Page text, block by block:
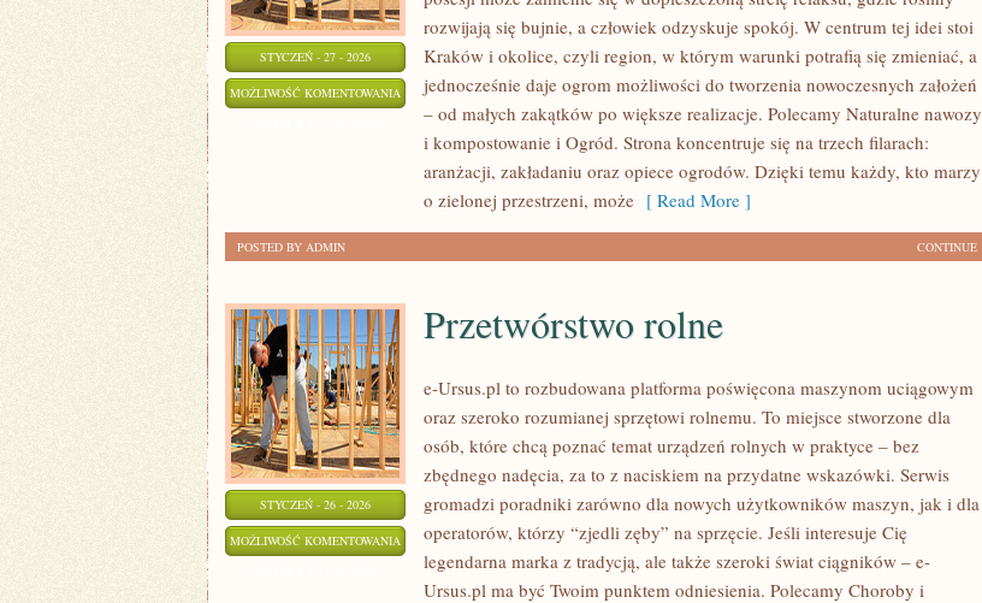
STYCZEŃ - 27 - 2026
MOŻLIWOŚĆ KOMENTOWANIA MIKROKLIMAT
OGRODZIE
rozwijają się bujnie, a człowiek odzyskuje spokój. W centrum tej idei stoi
Kraków i okolice, czyli region, w którym warunki potrafią się zmieniać, a
jednocześnie daje ogrom możliwości do tworzenia nowoczesnych założeń
– od małych zakątków po większe realizacje. Polecamy Naturalne nawozy
i kompostowanie i Ogród. Strona koncentruje się na trzech filarach:
aranżacji, zakładaniu oraz opiece ogrodów. Dzięki temu każdy, kto marzy
o zielonej przestrzeni, może [ Read More ]
CONTINUE
POSTED BY ADMIN
STYCZEŃ - 26 - 2026
MOŻLIWOŚĆ KOMENTOWANIA PRZETWÓRSTWO
ROLNE
Przetwórstwo rolne
e-Ursus.pl to rozbudowana platforma poświęcona maszynom uciągowym
oraz szeroko rozumianej sprzętowi rolnemu. To miejsce stworzone dla
osób, które chcą poznać temat urządzeń rolnych w praktyce – bez
zbędnego nadęcia, za to z naciskiem na przydatne wskazówki. Serwis
gromadzi poradniki zarówno dla nowych użytkowników maszyn, jak i dla
operatorów, którzy “zjedli zęby” na sprzęcie. Jeśli interesuje Cię
legendarna marka z tradycją, ale także szeroki świat ciągników – e-
Ursus.pl ma być Twoim punktem odniesienia. Polecamy Choroby i